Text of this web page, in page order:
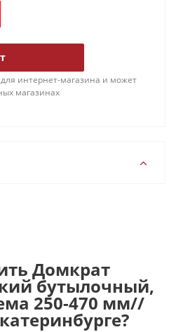
интернет-магазина и может
магазинах
Домкрат
бутылочный,
250-470 мм//